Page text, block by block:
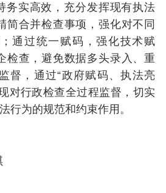
务实高效，充分发挥现有执法
简合并检查事项，强化对不同
通过统一赋码，强化技术赋
检查，避免数据多头录入、重
督，通过“政府赋码、执法亮
对行政检查全过程监督，切实
行为的规范和约束作用。